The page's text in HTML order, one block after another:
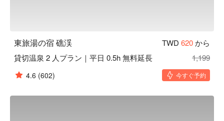
東旅湯の宿 礁渓 TWD 620から
貸切温泉 2 人プラン｜平日 0.5h 無料延長
1,199
4.6 (602) 今すぐ予約